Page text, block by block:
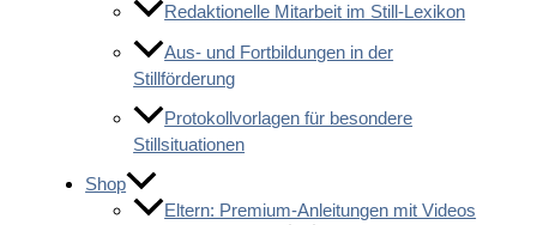
Redaktionelle Mitarbeit im Still-Lexikon
Aus- und Fortbildungen in der
Stillförderung
Protokollvorlagen für besondere
Stillsituationen
Shop
Eltern: Premium-Anleitungen mit Videos